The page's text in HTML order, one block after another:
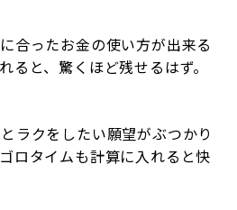
合ったお金の使い方が出来る
ると、驚くほど残せるはず。
ラクをしたい願望がぶつかり
ロタイムも計算に入れると快